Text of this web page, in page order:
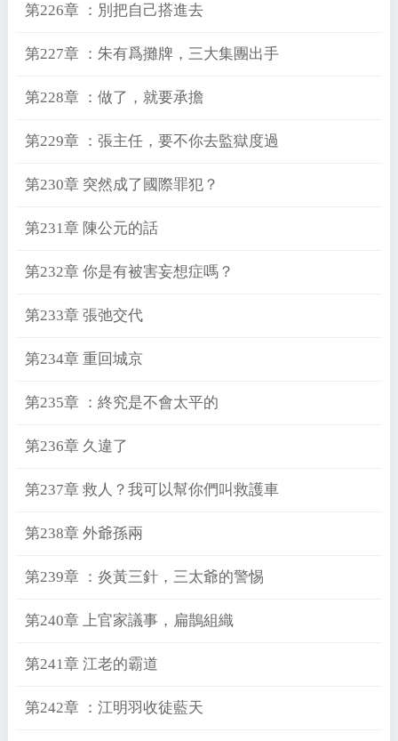
第226章 ：別把自己搭進去
第227章 ：朱有爲攤牌，三大集團出手
第228章 ：做了，就要承擔
第229章 ：張主任，要不你去監獄度過
第230章 突然成了國際罪犯？
第231章 陳公元的話
第232章 你是有被害妄想症嗎？
第233章 張弛交代
第234章 重回城京
第235章 ：終究是不會太平的
第236章 久違了
第237章 救人？我可以幫你們叫救護車
第238章 外爺孫兩
第239章 ：炎黃三針，三太爺的警惕
第240章 上官家議事，扁鵲組織
第241章 江老的霸道
第242章 ：江明羽收徒藍天